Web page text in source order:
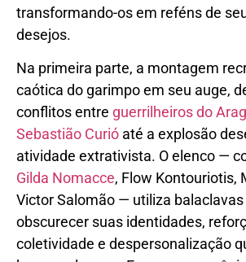
transformando-os em reféns de
desejos.
Na primeira parte, a montagem
caótica do garimpo em seu auge,
conflitos entre guerrilheiros do
Sebastião Curió até a explosão
atividade extrativista. O elenco —
Gilda Nomacce, Flow Kontouriotis,
Victor Salomão — utiliza balaclavas
obscurecer suas identidades,
coletividade e despersonalização